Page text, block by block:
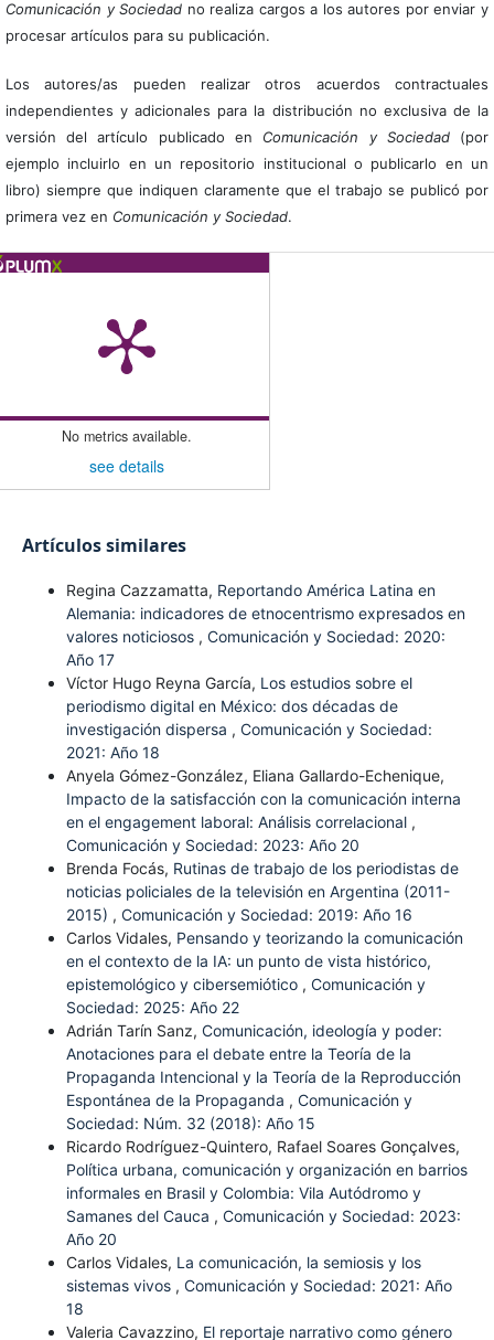
Comunicación y Sociedad no realiza cargos a los autores por enviar y
procesar artículos para su publicación.
Los autores/as pueden realizar otros acuerdos contractuales
independientes y adicionales para la distribución no exclusiva de la
versión del artículo publicado en Comunicación y Sociedad(por
ejemplo incluirlo en un repositorio institucional o publicarlo en un
libro) siempre que indiquen claramente que el trabajo se publicó por
primera vez en Comunicación y Sociedad.
No metrics available.
see details
Artículos similares
Regina Cazzamatta, Reportando América Latina en
Alemania: indicadores de etnocentrismo expresados en
valores noticiosos , Comunicación y Sociedad: 2020:
Año 17
Víctor Hugo Reyna García, Los estudios sobre el
periodismo digital en México: dos décadas de
investigación dispersa , Comunicación y Sociedad:
2021: Año 18
Anyela Gómez-González, Eliana Gallardo-Echenique,
Impacto de la satisfacción con la comunicación interna
en el engagement laboral: Análisis correlacional ,
Comunicación y Sociedad: 2023: Año 20
Brenda Focás, Rutinas de trabajo de los periodistas de
noticias policiales de la televisión en Argentina (2011-
2015) , Comunicación y Sociedad: 2019: Año 16
Carlos Vidales, Pensando y teorizando la comunicación
en el contexto de la IA: un punto de vista histórico,
epistemológico y cibersemiótico , Comunicación y
Sociedad: 2025: Año 22
Adrián Tarín Sanz, Comunicación, ideología y poder:
Anotaciones para el debate entre la Teoría de la
Propaganda Intencional y la Teoría de la Reproducción
Espontánea de la Propaganda , Comunicación y
Sociedad: Núm. 32 (2018): Año 15
Ricardo Rodríguez-Quintero, Rafael Soares Gonçalves,
Política urbana, comunicación y organización en barrios
informales en Brasil y Colombia: Vila Autódromo y
Samanes del Cauca , Comunicación y Sociedad: 2023:
Año 20
Carlos Vidales, La comunicación, la semiosis y los
sistemas vivos , Comunicación y Sociedad: 2021: Año
18
Valeria Cavazzino, El reportaje narrativo como género